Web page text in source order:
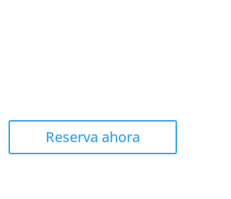
Reserva ahora